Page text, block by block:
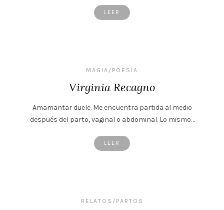
LEER
MAGIA/POESÍA
Virginia Recagno
Amamantar duele. Me encuentra partida al medio
después del parto, vaginal o abdominal. Lo mismo…
LEER
RELATOS/PARTOS